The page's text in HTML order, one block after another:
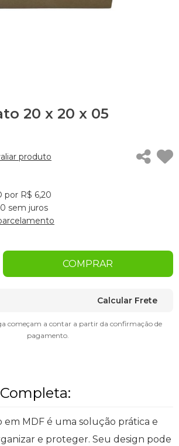
20 x 20 x 05
produto
por R$ 6,20
sem juros
COMPRAR
Calcular Frete
começam a contar a partir da confirmação de
pagamento.
Completa:
em MDF é uma solução prática e
e proteger. Seu design pode